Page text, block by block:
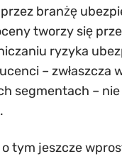
branżę
tworzy się
ryzyka
– zwłaszcza
segmentach –
tym jeszcze